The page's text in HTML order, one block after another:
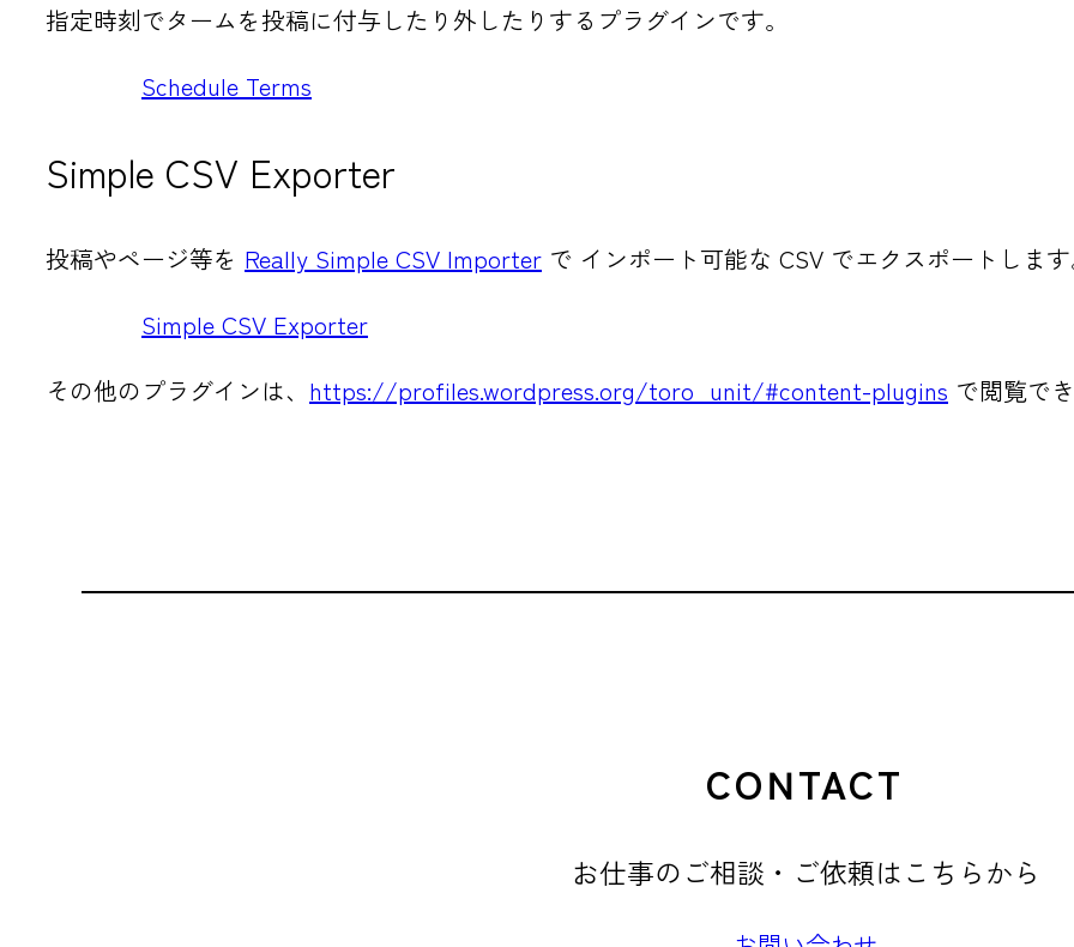
指定時刻でタームを投稿に付与したり外したりするプラグインです。
Schedule Terms
Simple CSV Exporter
投稿やページ等を Really Simple CSV Importer で インポート可能な CSV でエクスポートします
Simple CSV Exporter
その他のプラグインは、 https://profiles.wordpress.org/toro_unit/#content-plugins で閲覧でき
CONTACT
お仕事のご相談・ご依頼はこちらから